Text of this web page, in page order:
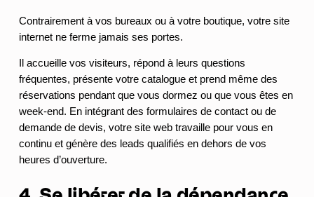
Contrairement à vos bureaux ou à votre boutique, votre site
internet ne ferme jamais ses portes.
Il accueille vos visiteurs, répond à leurs questions
fréquentes, présente votre catalogue et prend même des
réservations pendant que vous dormez ou que vous êtes en
week-end. En intégrant des formulaires de contact ou de
demande de devis, votre site web travaille pour vous en
continu et génère des leads qualifiés en dehors de vos
heures d’ouverture.